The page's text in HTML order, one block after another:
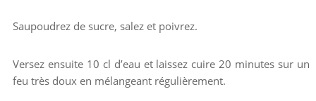
Saupoudrez de sucre, salez et poivrez.
Versez ensuite 10 cl d’eau et laissez cuire 20 minutes sur un
feu très doux en mélangeant régulièrement.